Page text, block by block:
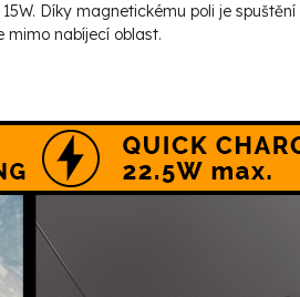
Díky magnetickému poli je spuštění
mimo nabíjecí oblast.